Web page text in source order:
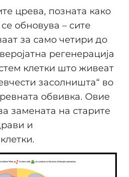
црева, позната како
обновува – сите
за само четири до
регенерација
клетки што живеат
засолништа“ во
обвивка. Овие
замената на старите
и